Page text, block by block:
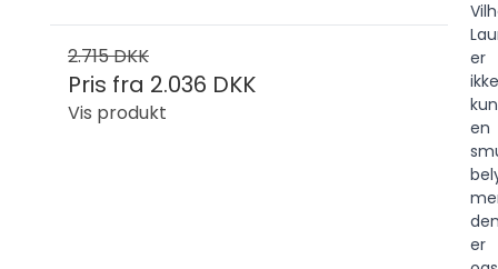
2.715 DKK
Pris fra 2.036 DKK
Vis produkt
er
ikke
kun
en
er